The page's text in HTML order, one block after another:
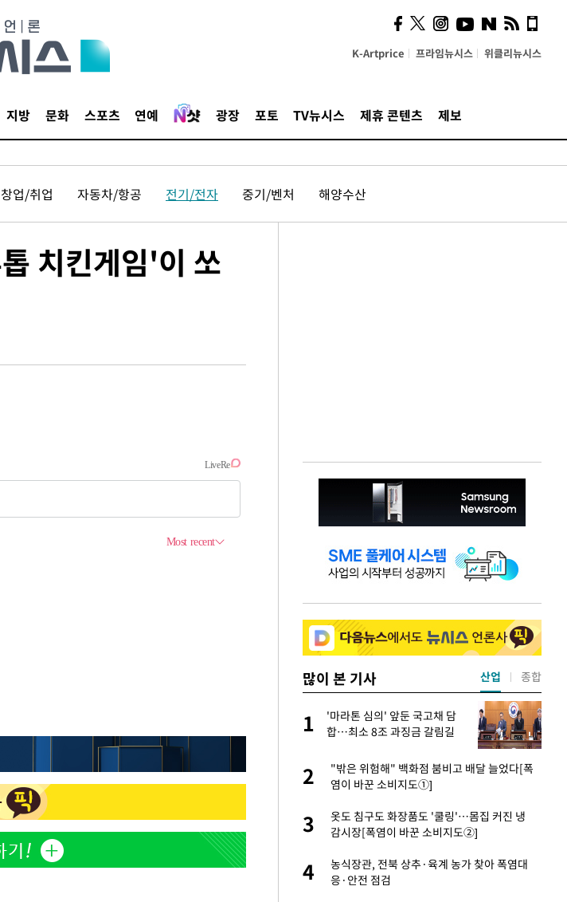
K-Artprice 프라임뉴시스 위클리뉴시스
지방 문화 스포츠 연예 광장 포토 TV뉴시스 제휴 콘텐츠 제보
창업/취업 자동차/항공 전기/전자 중기/벤처 해양수산
치킨게임'이 쏘
많이 본 기사
2
"손 떨림 포착"…카라 한승연, 건강 괜찮나
팬들 '걱정'
3
'덜 똘똘한 한 채' 시대 오나…20억대 아파트
에 쏠리는 관심[세제 개편, 그 이후②]
4
'리센느 논란' 김선태, 초췌한 근황…충주시
1
'마라톤 심의' 앞둔 국고채 담
합…최소 8조 과징금 갈림길
2
"밖은 위험해" 백화점 붐비고 배달 늘었다[폭
염이 바꾼 소비지도①]
3
옷도 침구도 화장품도 '쿨링'…몸집 커진 냉
감시장[폭염이 바꾼 소비지도②]
4
농식장관, 전북 상추·육계 농가 찾아 폭염대
응·안전 점검
산업 종합